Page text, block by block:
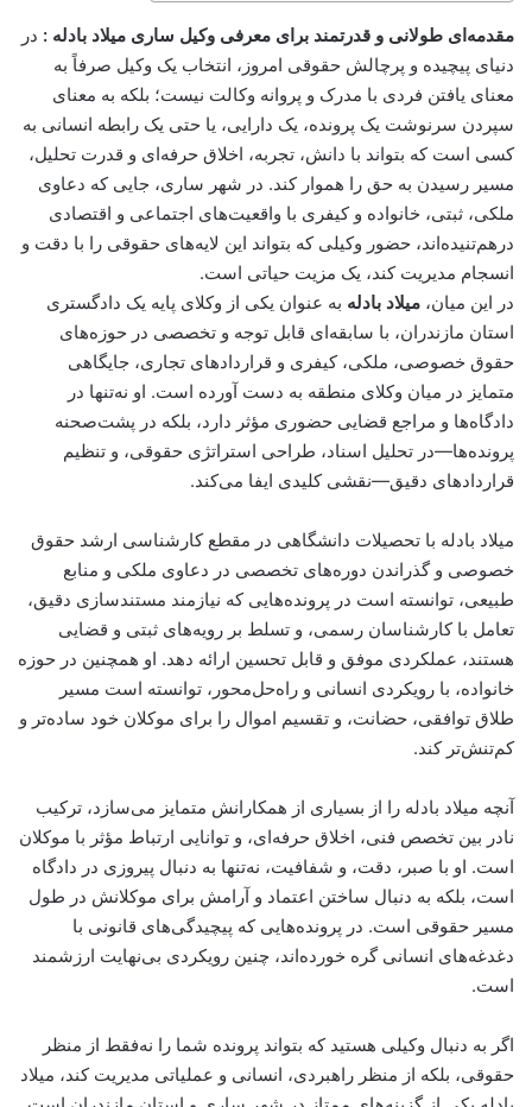
مقدمه‌ای طولانی و قدرتمند برای معرفی وکیل ساری میلاد بادله : در
دنیای پیچیده و پرچالش حقوقی امروز، انتخاب یک وکیل صرفاً به
معنای یافتن فردی با مدرک و پروانه وکالت نیست؛ بلکه به معنای
سپردن سرنوشت یک پرونده، یک دارایی، یا حتی یک رابطه انسانی به
کسی است که بتواند با دانش، تجربه، اخلاق حرفه‌ای و قدرت تحلیل،
مسیر رسیدن به حق را هموار کند. در شهر ساری، جایی که دعاوی
ملکی، ثبتی، خانواده و کیفری با واقعیت‌های اجتماعی و اقتصادی
درهم‌تنیده‌اند، حضور وکیلی که بتواند این لایه‌های حقوقی را با دقت و
انسجام مدیریت کند، یک مزیت حیاتی است.
در این میان، میلاد بادله به عنوان یکی از وکلای پایه یک دادگستری
استان مازندران، با سابقه‌ای قابل توجه و تخصصی در حوزه‌های
حقوق خصوصی، ملکی، کیفری و قراردادهای تجاری، جایگاهی
متمایز در میان وکلای منطقه به دست آورده است. او نه‌تنها در
دادگاه‌ها و مراجع قضایی حضوری مؤثر دارد، بلکه در پشت‌صحنه
پرونده‌ها—در تحلیل اسناد، طراحی استراتژی حقوقی، و تنظیم
قراردادهای دقیق—نقشی کلیدی ایفا می‌کند.
میلاد بادله با تحصیلات دانشگاهی در مقطع کارشناسی ارشد حقوق
خصوصی و گذراندن دوره‌های تخصصی در دعاوی ملکی و منابع
طبیعی، توانسته است در پرونده‌هایی که نیازمند مستندسازی دقیق،
تعامل با کارشناسان رسمی، و تسلط بر رویه‌های ثبتی و قضایی
هستند، عملکردی موفق و قابل تحسین ارائه دهد. او همچنین در حوزه
خانواده، با رویکردی انسانی و راه‌حل‌محور، توانسته است مسیر
طلاق توافقی، حضانت، و تقسیم اموال را برای موکلان خود ساده‌تر و
کم‌تنش‌تر کند.
آنچه میلاد بادله را از بسیاری از همکارانش متمایز می‌سازد، ترکیب
نادر بین تخصص فنی، اخلاق حرفه‌ای، و توانایی ارتباط مؤثر با موکلان
است. او با صبر، دقت، و شفافیت، نه‌تنها به دنبال پیروزی در دادگاه
است، بلکه به دنبال ساختن اعتماد و آرامش برای موکلانش در طول
مسیر حقوقی است. در پرونده‌هایی که پیچیدگی‌های قانونی با
دغدغه‌های انسانی گره خورده‌اند، چنین رویکردی بی‌نهایت ارزشمند
است.
اگر به دنبال وکیلی هستید که بتواند پرونده شما را نه‌فقط از منظر
حقوقی، بلکه از منظر راهبردی، انسانی و عملیاتی مدیریت کند، میلاد